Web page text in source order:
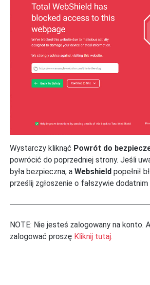
Wystarczy kliknąć Powrót do
powrócić do poprzedniej strony. Jeśli
była bezpieczna, a Webshield popełnił
prześlij zgłoszenie o fałszywie dodatnim
NOTE: Nie jesteś zalogowany na konto.
zalogować proszę Kliknij tutaj.